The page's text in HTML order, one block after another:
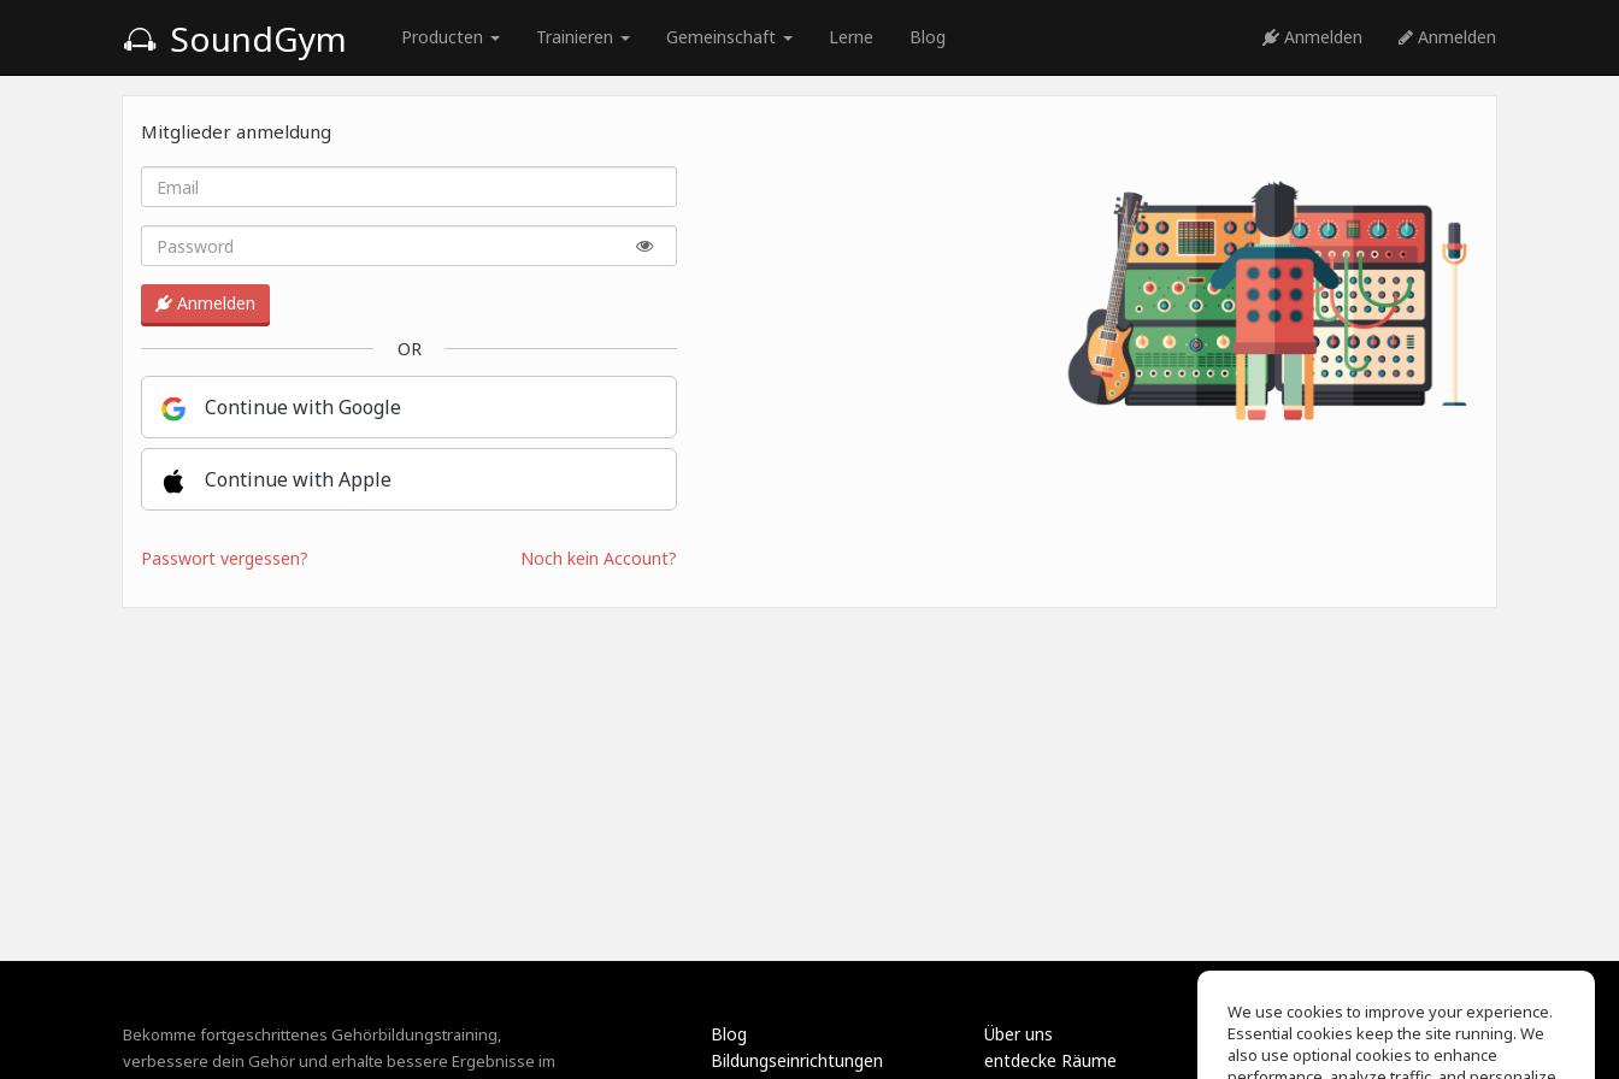
SoundGym Producten Trainieren Gemeinschaft Lerne Blog Anmelden Anmelden
Mitglieder anmeldung
Anmelden
OR
Continue with Google
Continue with Apple
Passwort vergessen? Noch kein Account?
Bekomme fortgeschrittenes Gehörbildungstraining,
verbessere dein Gehör und erhalte bessere Ergebnisse im
Blog
Bildungseinrichtungen
Über uns
entdecke Räume
EQ Ear Training
Drum Machine
We use cookies to improve your experience.
Essential cookies keep the site running. We
also use optional cookies to enhance